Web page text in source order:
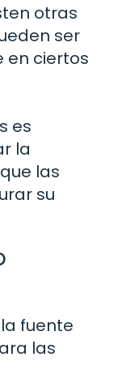
otras
ser
en ciertos
es
la
las
su
fuente
las